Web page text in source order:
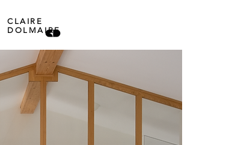
CLAIRE
DOLMAIRE